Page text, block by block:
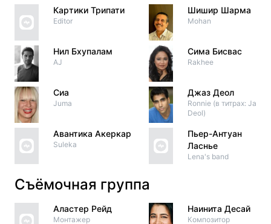
Картики Трипати
Editor
Нил Бхупалам
AJ
Сиа
Juma
Авантика Акеркар
Suleka
Шишир Шарма
Mohan
Сима Бисвас
Rakhee
Джаз Деол
Ronnie (в титрах: Jaz
Deol)
Пьер-Антуан
Ласнье
Lena's band
Съёмочная группа
Аластер Рейд
Монтажер
Наинита Десай
Композитор